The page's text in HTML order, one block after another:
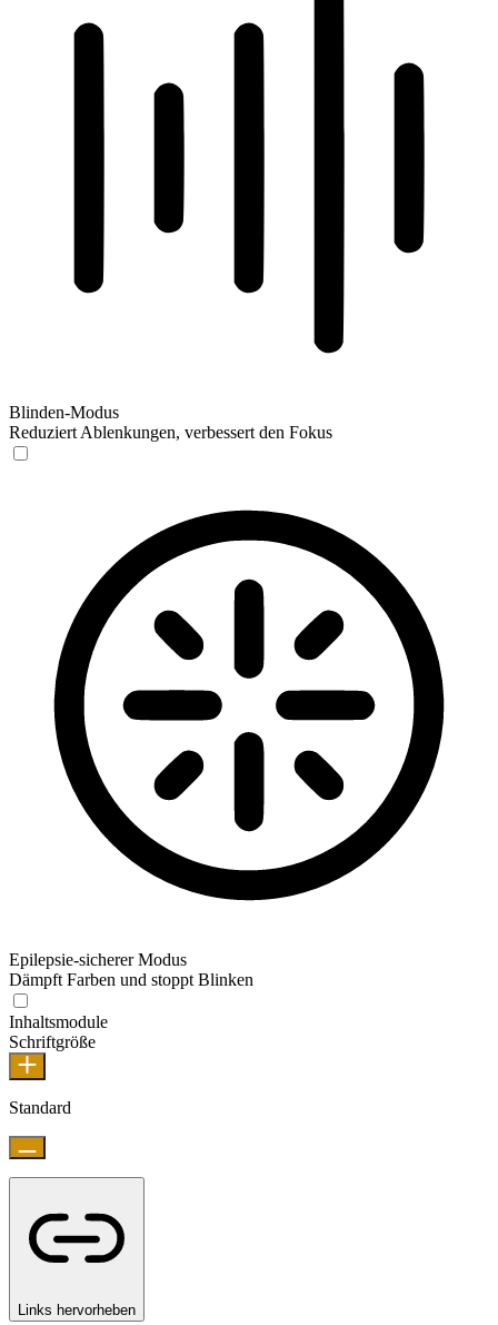
Blinden-Modus
Reduziert Ablenkungen, verbessert den Fokus
Epilepsie-sicherer Modus
Dämpft Farben und stoppt Blinken
Inhaltsmodule
Schriftgröße
Standard
Links hervorheben